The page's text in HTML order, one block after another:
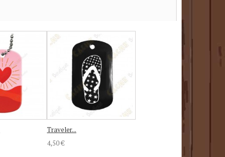
Traveler...
4,50 €